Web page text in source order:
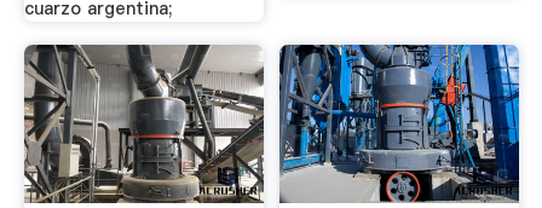
cuarzo argentina;